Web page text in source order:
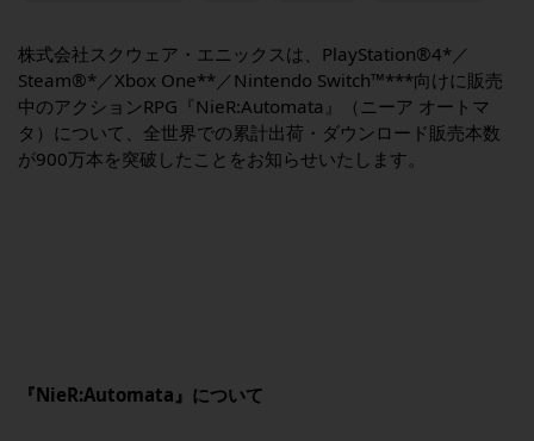
株式会社スクウェア・エニックスは、PlayStation®4*／
Steam®*／Xbox One**／Nintendo Switch™***向けに販売
中のアクションRPG『NieR:Automata』（ニーア オートマ
タ）について、全世界での累計出荷・ダウンロード販売本数
が900万本を突破したことをお知らせいたします。
『NieR:Automata』について